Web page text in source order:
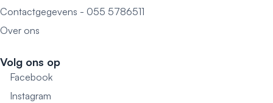
Contactgegevens - 055 5786511
Over ons
Volg ons op
Facebook
Instagram